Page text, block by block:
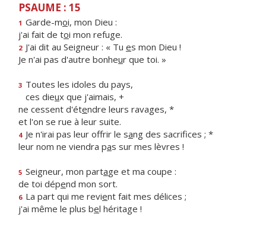
PSAUME : 15
1 Garde-moi, mon Dieu :
j'ai fait de toi mon refuge.
2 J'ai dit au Seigneur : « Tu es mon Dieu !
Je n'ai pas d'autre bonheur que toi. »
3 Toutes les idoles du pays,
ces dieux que j'aimais, +
ne cessent d'étendre leurs ravages, *
et l'on se rue à leur suite.
4 Je n'irai pas leur offrir le sang des sacrifices ; *
leur nom ne viendra pas sur mes lèvres !
5 Seigneur, mon partage et ma coupe :
de toi dépend mon sort.
6 La part qui me revient fait mes délices ;
j'ai même le plus bel héritage !